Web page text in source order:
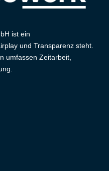
ist ein
und Transparenz steht.
umfassen Zeitarbeit,